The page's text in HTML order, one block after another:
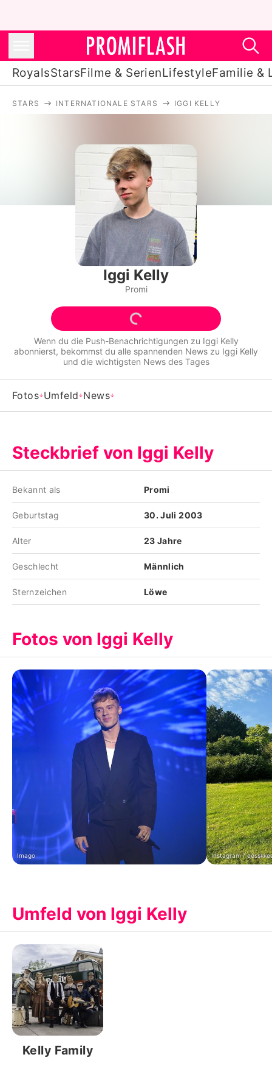
RoyalsStarsFilme & SerienLifestyleFamilie &
Filme & Serien
Lifestyle
Familie & Liebe
Promiflash Exklusiv
Alle Themen auf Promiflash
Jobs
App runterladen
Team
Impressum
Nutzungsbedingungen
Utiq verwalten
STARS INTERNATIONALE STARS IGGI KELLY
Iggi Kelly
Promi
Wenn du die Push-Benachrichtigungen zu Iggi Kelly
abonnierst, bekommst du alle spannenden News zu Iggi Kelly
und die wichtigsten News des Tages
Fotos Umfeld News
Steckbrief von Iggi Kelly
Bekannt als Promi
Geburtstag 30. Juli 2003
Alter 23 Jahre
Geschlecht Männlich
Sternzeichen Löwe
Fotos von Iggi Kelly
Imago Instagram /
Umfeld von Iggi Kelly
Kelly Family